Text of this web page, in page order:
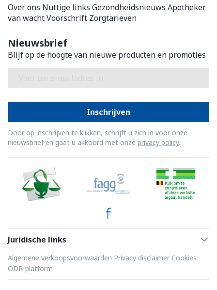
Over ons Nuttige links Gezondheidsnieuws Apotheker
van wachtVoorschrift Zorgtarieven
Nieuwsbrief
Blijf op de hoogte van nieuwe producten en promoties
Inschrijven
Door op inschrijven te klikken, schrijft u zich in voor onze
nieuwsbrief en gaat u akkoord met onze privacy policy.
Juridische links
Algemene verkoopsvoorwaarden Privacy disclaimer Cookies
ODR-platform